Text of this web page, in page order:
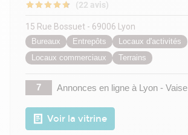
(22 avis)
15 Rue Bossuet - 69006 Lyon
Bureaux Entrepôts
Locaux d'activités
Locaux commerciaux
Terrains
7 Annonces en ligneà Lyon - Vaise
Voir la vitrine